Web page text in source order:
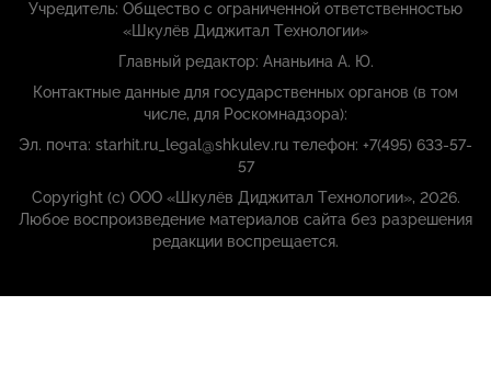
Учредитель: Общество с ограниченной ответственностью
«Шкулёв Диджитал Технологии»
Главный редактор: Ананьина А. Ю.
Контактные данные для государственных органов (в том
числе, для Роскомнадзора):
Эл. почта: starhit.ru_legal@shkulev.ru телефон: +7(495) 633-57-
57
Copyright (с) ООО «Шкулёв Диджитал Технологии», 2026.
Любое воспроизведение материалов сайта без разрешения
редакции воспрещается.